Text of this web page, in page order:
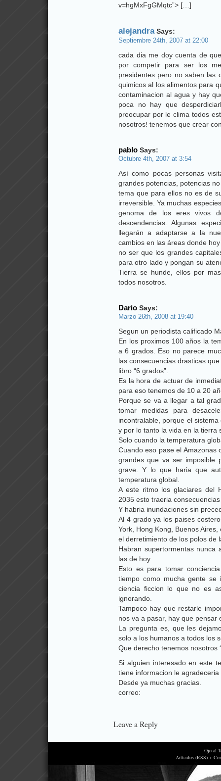
v=hgMxFgGMqtc”> […]
alejandraSays:
Septiembre 24th, 2007 at 22:00
cada dia me doy cuenta de
por competir para ser los
presidentes pero no saben las
quimicos al los alimentos para
contaminacion al agua y hay
poca no hay que
preocupar por le clima todos
nosotros! tenemos que crear
pablo Says:
Octubre 4th, 2007 at 3:54
Así como pocas personas
grandes potencias, potencias
tema que para ellos no es de
irreversible. Ya muchas
genoma de los eres vivos
descendencias. Algunas
llegarán a adaptarse a la
cambios en las áreas donde
no ser que los grandes
para otro lado y pongan su
Tierra se hunde, ellos por
todos nosotros.
Dario Says:
Marzo 26th, 2008 at 19:40
Segun un periodista calificado
En los proximos 100 años la
a 6 grados. Eso no parece
las consecuencias drasticas
libro “6 grados”.
Es la hora de actuar de
para eso tenemos de 10 a 20
Porque se va a llegar a tal
tomar medidas para
incontralable, porque el
y por lo tanto la vida en la tierra
Solo cuando la temperatura
Cuando eso pase el Amazonas
grandes que va ser imposible
grave. Y lo que haria que
temperatura global.
A este ritmo los glaciares del
2035 esto traeria
Y habria inundaciones sin
Al 4 grado ya los paises
York, Hong Kong, Buenos
el derretimiento de los polos de
Habran supertormentas nunca
las de hoy.
Esto es para tomar
tiempo como mucha gente
ciencia ficcion lo que no es
ignorando.
Tampoco hay que restarle
nos va a pasar, hay que pensar
La pregunta es, que les
solo a los humanos a todos los
Que derecho tenemos nosotros
Si alguien interesado en este
tiene informacion le
Desde ya muchas gracias.
correo:
Leave a Reply
Ojo al
Artículos (RSS) +